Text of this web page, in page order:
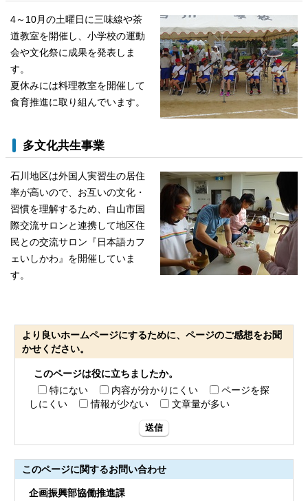
4～10月の土曜日に三味線や茶
道教室を開催し、小学校の運動
会や文化祭に成果を発表しま
す。
夏休みには料理教室を開催して
食育推進に取り組んでいます。
多文化共生事業
石川地区は外国人実習生の居住
率が高いので、お互いの文化・
習慣を理解するため、白山市国
際交流サロンと連携して地区住
民との交流サロン『日本語カフ
ェいしかわ』を開催していま
す。
より良いホームページにするために、ページのご感想をお聞
かせください。
このページは役に立ちましたか。
特にない
内容が分かりにくい
ページを探
しにくい
情報が少ない 文章量が多い
送信
このページに関するお問い合わせ
企画振興部協働推進課